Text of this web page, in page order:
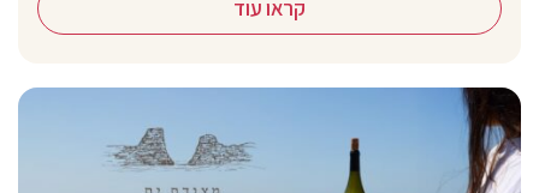
קראו עוד